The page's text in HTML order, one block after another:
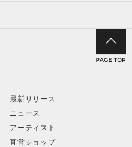
最新リリース
ニュース
アーティスト
直営ショップ